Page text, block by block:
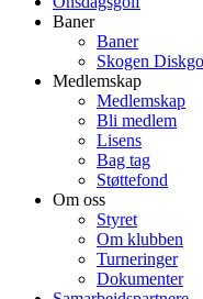
Baner
Baner
Skogen
Medlemskap
Medlemskap
Bli medlem
Lisens
Bag tag
Støttefond
Om oss
Styret
Om klubben
Turneringer
Dokumenter